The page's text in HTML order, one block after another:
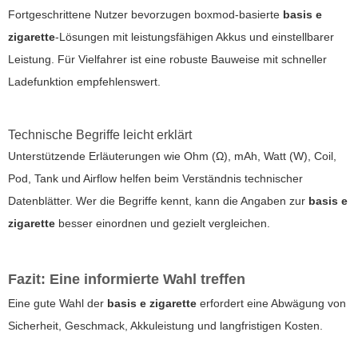
Fortgeschrittene Nutzer bevorzugen boxmod-basierte basis e
zigarette-Lösungen mit leistungsfähigen Akkus und einstellbarer
Leistung. Für Vielfahrer ist eine robuste Bauweise mit schneller
Ladefunktion empfehlenswert.
Technische Begriffe leicht erklärt
Unterstützende Erläuterungen wie Ohm (Ω), mAh, Watt (W), Coil,
Pod, Tank und Airflow helfen beim Verständnis technischer
Datenblätter. Wer die Begriffe kennt, kann die Angaben zur basis e
zigarette besser einordnen und gezielt vergleichen.
Fazit: Eine informierte Wahl treffen
Eine gute Wahl der basis e zigarette erfordert eine Abwägung von
Sicherheit, Geschmack, Akkuleistung und langfristigen Kosten.